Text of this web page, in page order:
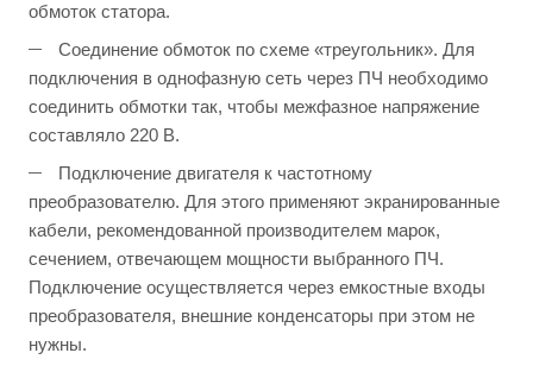
обмоток статора.
Соединение обмоток по схеме «треугольник». Для
подключения в однофазную сеть через ПЧ необходимо
соединить обмотки так, чтобы межфазное напряжение
составляло 220 В.
Подключение двигателя к частотному
преобразователю. Для этого применяют экранированные
кабели, рекомендованной производителем марок,
сечением, отвечающем мощности выбранного ПЧ.
Подключение осуществляется через емкостные входы
преобразователя, внешние конденсаторы при этом не
нужны.